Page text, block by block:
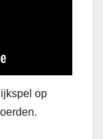
op